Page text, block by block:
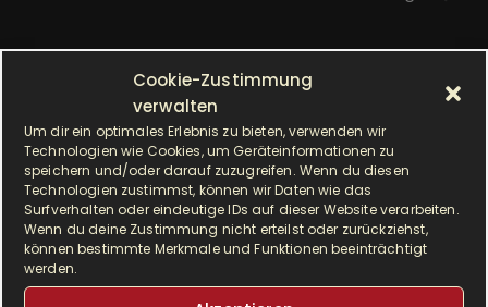
Cookie-Zustimmung
verwalten
Um dir ein optimales Erlebnis zu bieten, verwenden wir
Technologien wie Cookies, um Geräteinformationen zu
speichern und/oder darauf zuzugreifen. Wenn du diesen
Technologien zustimmst, können wir Daten wie das
Surfverhalten oder eindeutige IDs auf dieser Website verarbeiten.
Wenn du deine Zustimmung nicht erteilst oder zurückziehst,
können bestimmte Merkmale und Funktionen beeinträchtigt
werden.
a
c
h
ALLE BEITRÄGE
A
l
l
e
b
e
Monat auswählen
SCHLAGWÖRTER
Airfryer